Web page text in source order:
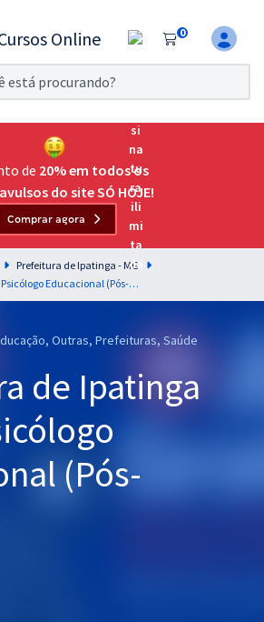
0
11
grátis por 7 dias!
Passar
para o Exame da
para as principais
de 20% em todos os
do site SÓ HOJE!
Comprar agora
Prefeitura de Ipatinga - MG
Prefeitura de Ipatinga - MG - Psicólogo Educacional (Pós-edital)
Outras, Prefeituras, Saúde
de Ipatinga
(Pós-